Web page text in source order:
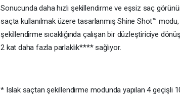
Sonucunda daha hızlı şekillendirme ve eşsiz saç
saçta kullanılmak üzere tasarlanmış Shine Shot™ modu,
şekillendirme sıcaklığında çalışan bir düzleştiriciye
2 kat daha fazla parlaklık**** sağlıyor.
* Islak saçtan şekillendirme modunda yapılan 4 geçişli